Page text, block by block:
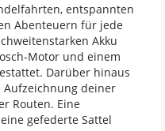
entspannten
Abenteuern für jede
Akku
Motor und einem
Darüber hinaus
Aufzeichnung deiner
Routen. Eine
gefederte Sattel